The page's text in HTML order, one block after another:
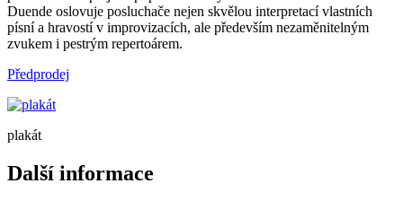
Duende oslovuje posluchače nejen skvělou interpretací vlastních
písní a hravostí v improvizacích, ale především nezaměnitelným
zvukem i pestrým repertoárem.
Předprodej
plakát
Další informace